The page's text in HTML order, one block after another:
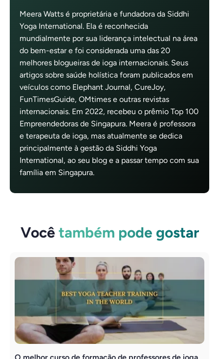
Meera Watts é proprietária e fundadora da Siddhi
Yoga International. Ela é reconhecida
mundialmente por sua liderança intelectual na área
do bem-estar e foi considerada uma das 20
melhores blogueiras de ioga internacionais. Seus
artigos sobre saúde holística foram publicados em
veículos como Elephant Journal, CureJoy,
FunTimesGuide, OMtimes e outras revistas
internacionais. Em 2022, recebeu o prêmio Top 100
Empreendedoras de Singapura. Meera é professora
e terapeuta de ioga, mas atualmente se dedica
principalmente à gestão da Siddhi Yoga
International, ao seu blog e a passar tempo com sua
família em Singapura.
Você também pode gostar